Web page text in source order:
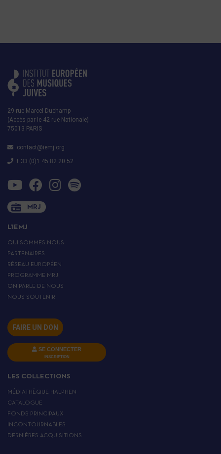
29 rue Marcel Duchamp
(Accès par le 42 rue Nationale)
75013 PARIS
contact@iemj.org
+ 33 (0)1 45 82 20 52
MRJ
L’IEMJ
QUI SOMMES-NOUS
PARTENAIRES
RÉSEAU EUROPÉEN
PROGRAMME MRJ
ON PARLE DE NOUS
NOUS SOUTENIR
FAIRE UN DON
SE CONNECTER
INSCRIPTION
LES COLLECTIONS
MÉDIATHÈQUE HALPHEN
CATALOGUE
FONDS PRINCIPAUX
INCONTOURNABLES
DERNIÈRES ACQUISITIONS